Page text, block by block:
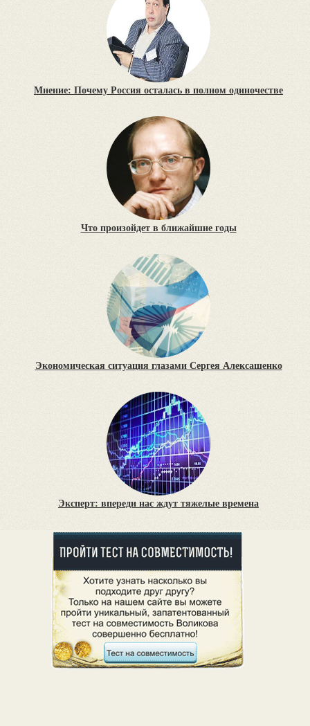
Мнение: Почему Россия осталась в полном одиночестве
Что произойдет в ближайшие годы
Экономическая ситуация глазами Сергея Алексашенко
Эксперт: впереди нас ждут тяжелые времена